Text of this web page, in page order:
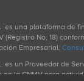
es una plataforma de
(Registro No. 18)
Empresarial.
es un Proveedor de
en la CNMV para